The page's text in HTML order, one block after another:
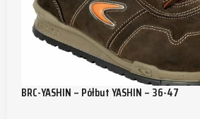
BRC-YASHIN – Półbut YASHIN – 36-47